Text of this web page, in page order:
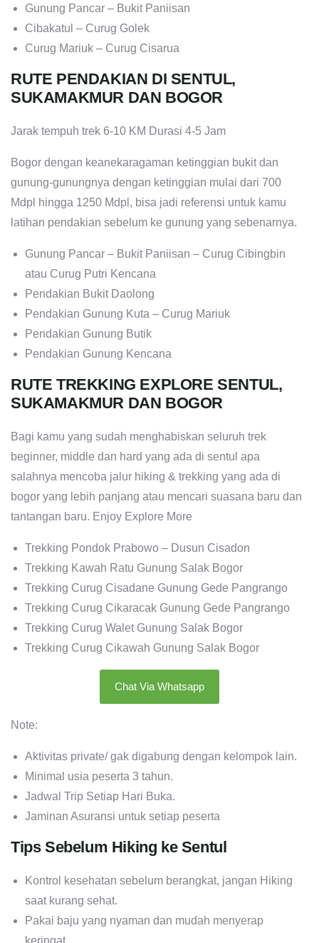
Gunung Pancar – Bukit Paniisan
Cibakatul – Curug Golek
Curug Mariuk – Curug Cisarua
RUTE PENDAKIAN DI SENTUL,
SUKAMAKMUR DAN BOGOR
Jarak tempuh trek 6-10 KM Durasi 4-5 Jam
Bogor dengan keanekaragaman ketinggian bukit dan
gunung-gunungnya dengan ketinggian mulai dari 700
Mdpl hingga 1250 Mdpl, bisa jadi referensi untuk kamu
latihan pendakian sebelum ke gunung yang sebenarnya.
Gunung Pancar – Bukit Paniisan – Curug Cibingbin
atau Curug Putri Kencana
Pendakian Bukit Daolong
Pendakian Gunung Kuta – Curug Mariuk
Pendakian Gunung Butik
Pendakian Gunung Kencana
RUTE TREKKING EXPLORE SENTUL,
SUKAMAKMUR DAN BOGOR
Bagi kamu yang sudah menghabiskan seluruh trek
beginner, middle dan hard yang ada di sentul apa
salahnya mencoba jalur hiking & trekking yang ada di
bogor yang lebih panjang atau mencari suasana baru dan
tantangan baru. Enjoy Explore More
Trekking Pondok Prabowo – Dusun Cisadon
Trekking Kawah Ratu Gunung Salak Bogor
Trekking Curug Cisadane Gunung Gede Pangrango
Trekking Curug Cikaracak Gunung Gede Pangrango
Trekking Curug Walet Gunung Salak Bogor
Trekking Curug Cikawah Gunung Salak Bogor
Chat Via Whatsapp
Note:
Aktivitas private/ gak digabung dengan kelompok lain.
Minimal usia peserta 3 tahun.
Jadwal Trip Setiap Hari Buka.
Jaminan Asuransi untuk setiap peserta
Tips Sebelum Hiking ke Sentul
Kontrol kesehatan sebelum berangkat, jangan Hiking
saat kurang sehat.
Pakai baju yang nyaman dan mudah menyerap